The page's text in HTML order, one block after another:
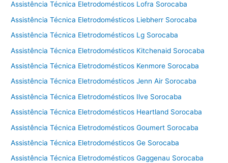
Assistência Técnica Eletrodomésticos Lofra Sorocaba
Assistência Técnica Eletrodomésticos Liebherr Sorocaba
Assistência Técnica Eletrodomésticos Lg Sorocaba
Assistência Técnica Eletrodomésticos Kitchenaid Sorocaba
Assistência Técnica Eletrodomésticos Kenmore Sorocaba
Assistência Técnica Eletrodomésticos Jenn Air Sorocaba
Assistência Técnica Eletrodomésticos Ilve Sorocaba
Assistência Técnica Eletrodomésticos Heartland Sorocaba
Assistência Técnica Eletrodomésticos Goumert Sorocaba
Assistência Técnica Eletrodomésticos Ge Sorocaba
Assistência Técnica Eletrodomésticos Gaggenau Sorocaba